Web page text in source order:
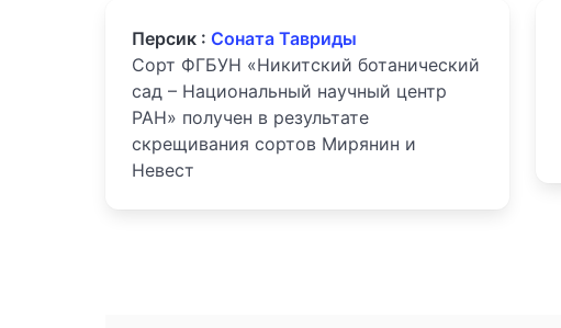
Персик : Соната Тавриды
Сорт ФГБУН «Никитский ботанический
сад – Национальный научный центр
РАН» получен в результате
скрещивания сортов Мирянин и
Невест